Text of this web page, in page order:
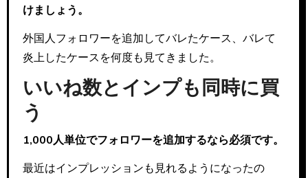
けましょう。
外国人フォロワーを追加してバレたケース、バレて
炎上したケースを何度も見てきました。
いいね数とインプも同時に買
う
1,000人単位でフォロワーを追加するなら必須です。
最近はインプレッションも見れるようになったの